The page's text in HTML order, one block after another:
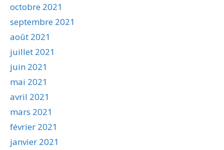
octobre 2021
septembre 2021
août 2021
juillet 2021
juin 2021
mai 2021
avril 2021
mars 2021
février 2021
janvier 2021